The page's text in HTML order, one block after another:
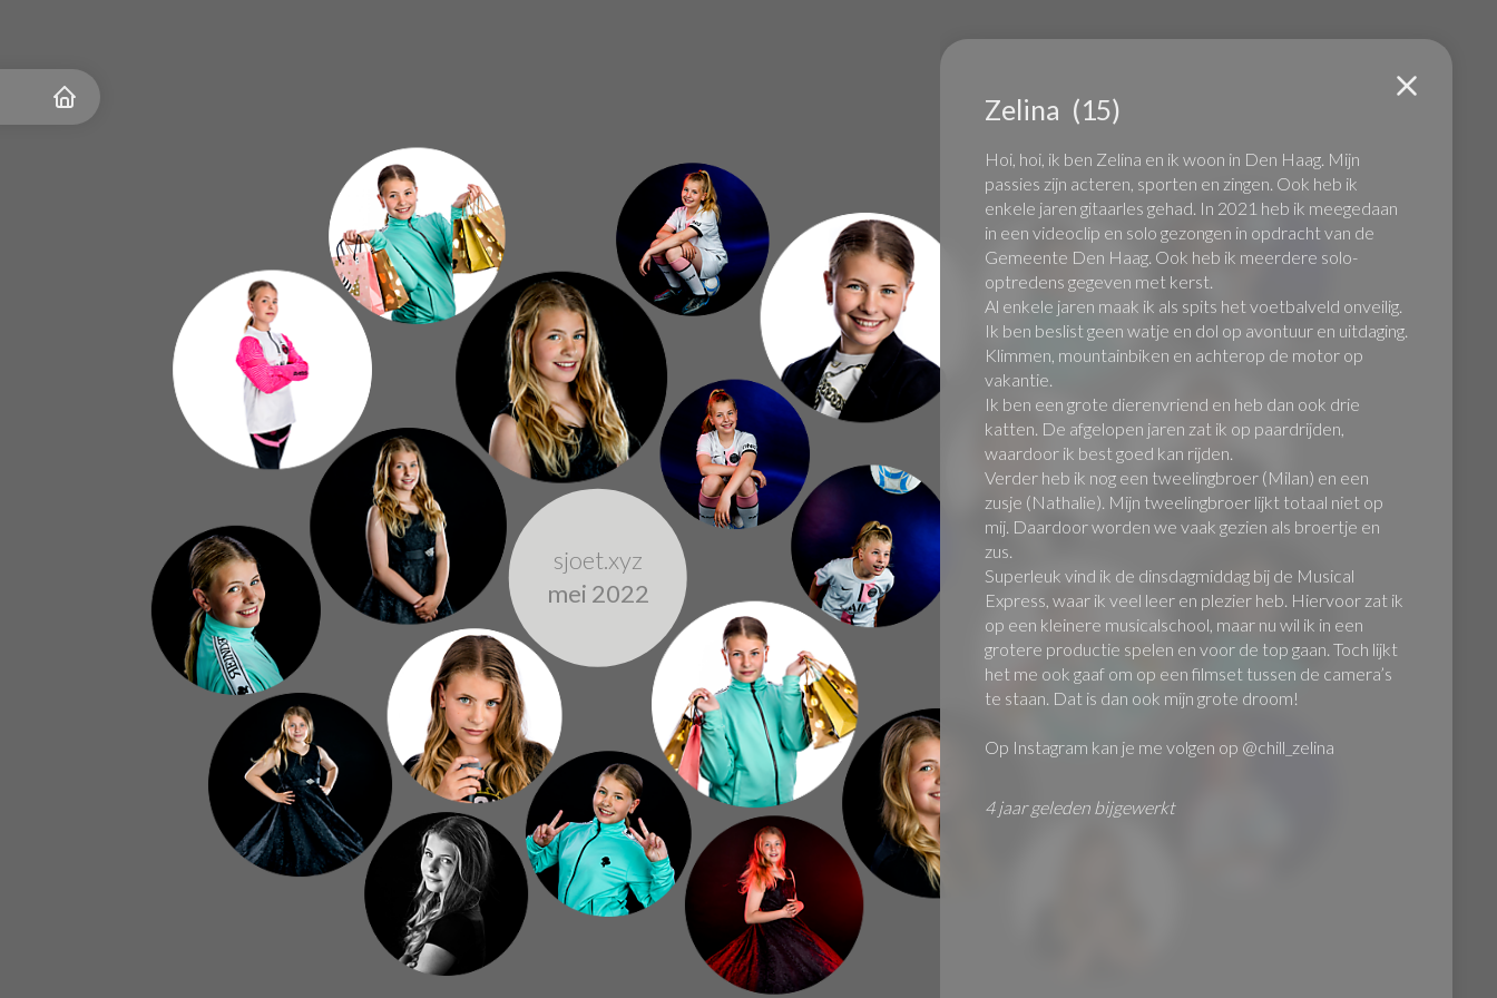
sjoet.xyz
mei 2022
Zelina (15)
Hoi, hoi, ik ben Zelina en ik woon in Den Haag. Mijn
passies zijn acteren, sporten en zingen. Ook heb ik
enkele jaren gitaarles gehad. In 2021 heb ik meegedaan
in een videoclip en solo gezongen in opdracht van de
Gemeente Den Haag. Ook heb ik meerdere solo-
optredens gegeven met kerst.
Al enkele jaren maak ik als spits het voetbalveld onveilig.
Ik ben beslist geen watje en dol op avontuur en uitdaging.
Klimmen, mountainbiken en achterop de motor op
vakantie.
Ik ben een grote dierenvriend en heb dan ook drie
katten. De afgelopen jaren zat ik op paardrijden,
waardoor ik best goed kan rijden.
Verder heb ik nog een tweelingbroer (Milan) en een
zusje (Nathalie). Mijn tweelingbroer lijkt totaal niet op
mij. Daardoor worden we vaak gezien als broertje en
zus.
Superleuk vind ik de dinsdagmiddag bij de Musical
Express, waar ik veel leer en plezier heb. Hiervoor zat ik
op een kleinere musicalschool, maar nu wil ik in een
grotere productie spelen en voor de top gaan. Toch lijkt
het me ook gaaf om op een filmset tussen de camera’s
te staan. Dat is dan ook mijn grote droom!
Op Instagram kan je me volgen op @chill_zelina
4 jaar geleden bijgewerkt